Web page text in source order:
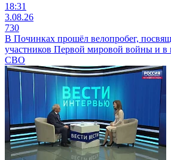
18:31
3.08.26
730
В Починках прошёл велопробег,
участников Первой мировой войны и в
СВО